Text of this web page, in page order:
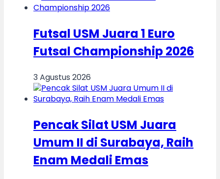
Futsal USM Juara 1 Euro
Futsal Championship 2026
3 Agustus 2026
Pencak Silat USM Juara
Umum II di Surabaya, Raih
Enam Medali Emas